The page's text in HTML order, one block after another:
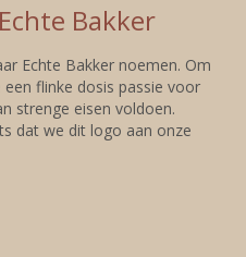
Bakker
Echte Bakker noemen. Om
flinke dosis passie voor
strenge eisen voldoen.
dat we dit logo aan onze